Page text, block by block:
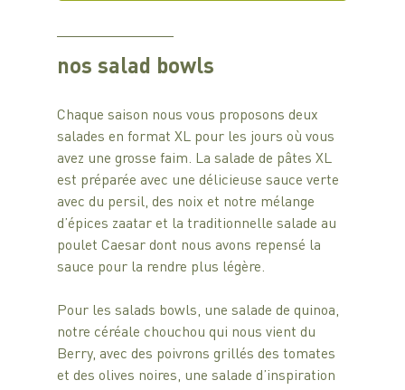
nos salad bowls
Chaque saison nous vous proposons deux
salades en format XL pour les jours où vous
avez une grosse faim. La salade de pâtes XL
est préparée avec une délicieuse sauce verte
avec du persil, des noix et notre mélange
d’épices zaatar et la traditionnelle salade au
poulet Caesar dont nous avons repensé la
sauce pour la rendre plus légère.
Pour les salads bowls, une salade de quinoa,
notre céréale chouchou qui nous vient du
Berry, avec des poivrons grillés des tomates
et des olives noires, une salade d’inspiration